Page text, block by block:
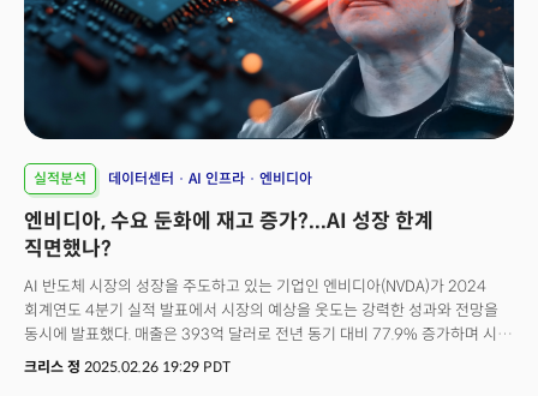
실적분석 데이터센터 AI 인프라 엔비디아
엔비디아, 수요 둔화에 재고 증가?...AI 성장 한계
직면했나?
AI 반도체 시장의 성장을 주도하고 있는 기업인 엔비디아(NVDA)가 2024
회계연도 4분기 실적 발표에서 시장의 예상을 웃도는 강력한 성과와 전망을
동시에 발표했다. 매출은 393억 달러로 전년 동기 대비 77.9% 증가하며 시장
예상치였던 383억 4000만 달러를 2.6% 상회했다. 순이익 역시 220억
크리스 정 2025.02.26 19:29 PDT